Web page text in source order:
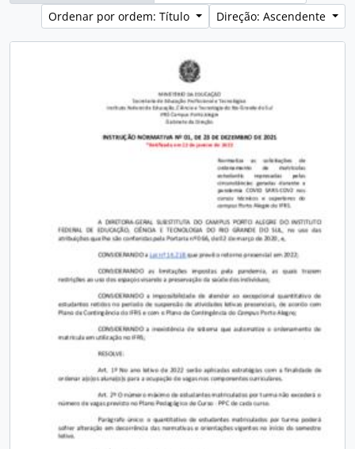
Ordenar por ordem: Título
Direção: Ascendente